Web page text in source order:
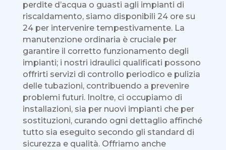
perdite d’acqua o guasti agli impianti di
riscaldamento, siamo disponibili 24 ore su
24 per intervenire tempestivamente. La
manutenzione ordinaria è cruciale per
garantire il corretto funzionamento degli
impianti; i nostri idraulici qualificati possono
offrirti servizi di controllo periodico e pulizia
delle tubazioni, contribuendo a prevenire
problemi futuri. Inoltre, ci occupiamo di
installazioni, sia per nuovi impianti che per
sostituzioni, curando ogni dettaglio affinché
tutto sia eseguito secondo gli standard di
sicurezza e qualità. Offriamo anche